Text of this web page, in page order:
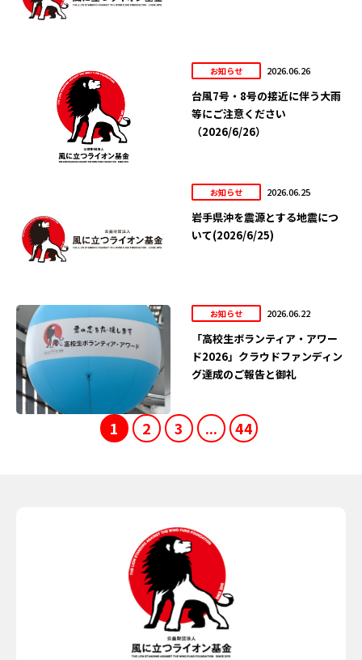
お知らせ 2026.06.26
台風7号・8号の接近に伴う大雨
等にご注意ください
（2026/6/26）
お知らせ 2026.06.25
岩手県沖を震源とする地震につ
いて(2026/6/25)
お知らせ 2026.06.22
「高校生ボランティア・アワー
ド2026」クラウドファンディン
グ達成のご報告と御礼
1 2 3 ... 44